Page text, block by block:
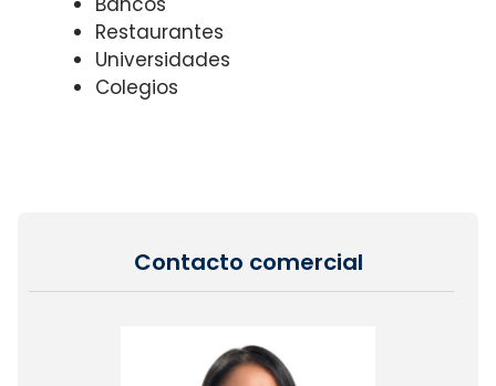
Restaurantes
Universidades
Colegios
Contacto comercial